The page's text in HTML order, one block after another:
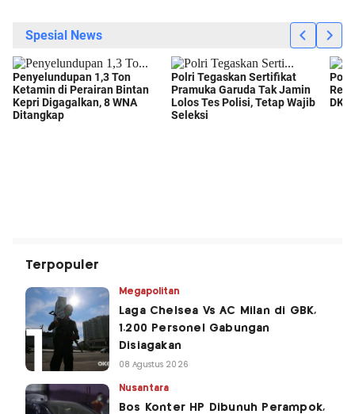
Terpopuler
Megapolitan
Laga Chelsea Vs AC Milan di GBK,
1.200 Personel Gabungan
Disiagakan
08 Agustus 2026
Nusantara
Bos Konter HP Dibunuh Perampok,